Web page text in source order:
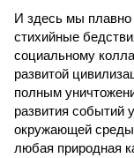
И здесь мы плавно
стихийные
социальному
развитой
полным
развития событий
окружающей
любая природная